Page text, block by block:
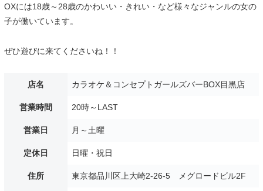
OXには18歳～28歳のかわいい・きれい・など様々なジャンルの女の
子が働いています。
ぜひ遊びに来てくださいね！！
店名 カラオケ＆コンセプトガールズバーBOX目黒店
営業時間 20時～LAST
営業日 月～土曜
定休日 日曜・祝日
住所 東京都品川区上大崎2-26-5 メグロードビル2F